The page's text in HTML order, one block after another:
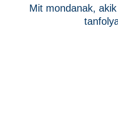
Mit mondanak,